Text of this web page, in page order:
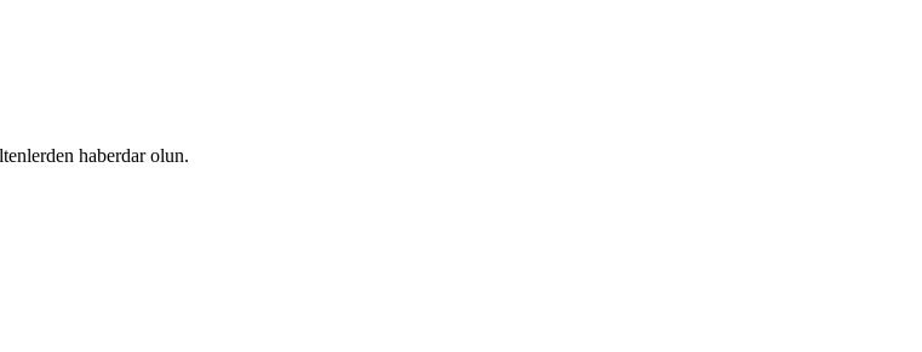
haberdar olun.